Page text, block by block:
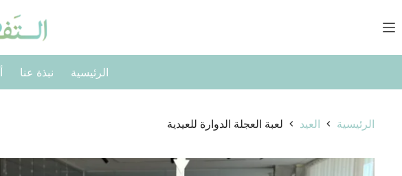
المحتوى
الرئيسية نبذة عنا
الرئيسية العيد لعبة العجلة الدوارة للعيدية